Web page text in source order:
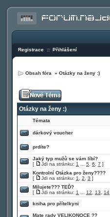
Registrace :: Přihlášení
Obsah fóra » Otázky na ženy :)
Otázky na ženy :)
Témata
dárkový voucher
prdíte?
Jaký typ mužů se vám líbí?
[
Jdi na stránku: 1 5 6 7 ]
Kontrolní Otázka pro ženy????
[
Jdi na stránku: 1 2 3 ]
Milujete??? TEĎ?
[
Jdi na stránku: 1 12 13 14
kniha pro přítelkyni
Mate rady VELIKONOCE ??